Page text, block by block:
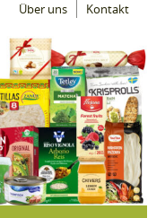
Über uns Kontakt